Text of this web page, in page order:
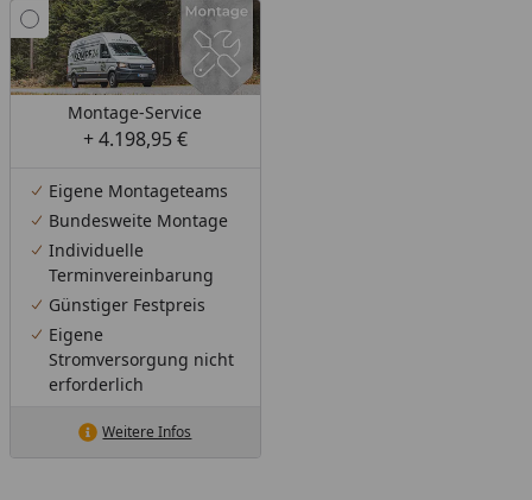
Montage-Service
+ 4.198,95 €
Eigene Montageteams
Bundesweite Montage
Individuelle
Terminvereinbarung
Günstiger Festpreis
Eigene
Stromversorgung nicht
erforderlich
Weitere Infos